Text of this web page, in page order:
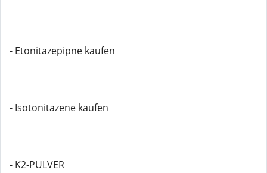
- Etonitazepipne kaufen
- Isotonitazene kaufen
- K2-PULVER